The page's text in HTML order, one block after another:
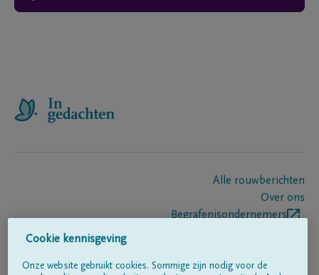
Alle rouwberichten
Over ons
Begrafenisondernemers
Cookie kennisgeving
Onze website gebruikt cookies. Sommige zijn nodig voor de